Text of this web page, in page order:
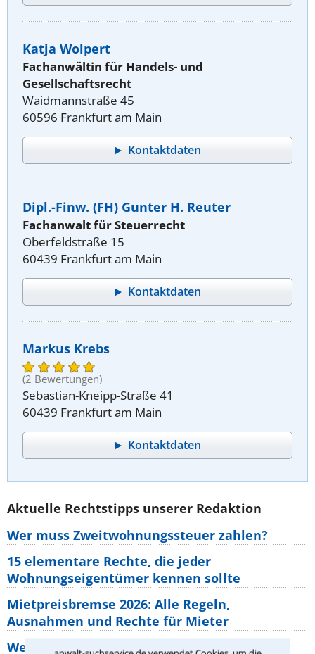
Katja Wolpert
Fachanwältin für Handels- und
Gesellschaftsrecht
Waidmannstraße 45
60596 Frankfurt am Main
Kontaktdaten
Dipl.-Finw. (FH) Gunter H. Reuter
Fachanwalt für Steuerrecht
Oberfeldstraße 15
60439 Frankfurt am Main
Kontaktdaten
Markus Krebs
(2 Bewertungen)
Sebastian-Kneipp-Straße 41
60439 Frankfurt am Main
Kontaktdaten
Aktuelle Rechtstipps unserer Redaktion
Wer muss Zweitwohnungssteuer zahlen?
15 elementare Rechte, die jeder
Wohnungseigentümer kennen sollte
Mietpreisbremse 2026: Alle Regeln,
Ausnahmen und Rechte für Mieter
Welche Regeln für Teilnahme, Urlaub,